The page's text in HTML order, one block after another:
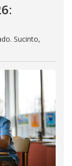
Sucinto,